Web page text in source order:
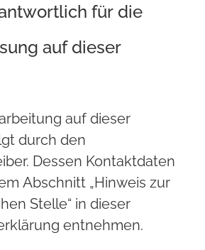
für die
auf dieser
auf dieser
durch den
Dessen Kontaktdaten
Abschnitt „Hinweis zur
Stelle“ in dieser
entnehmen.